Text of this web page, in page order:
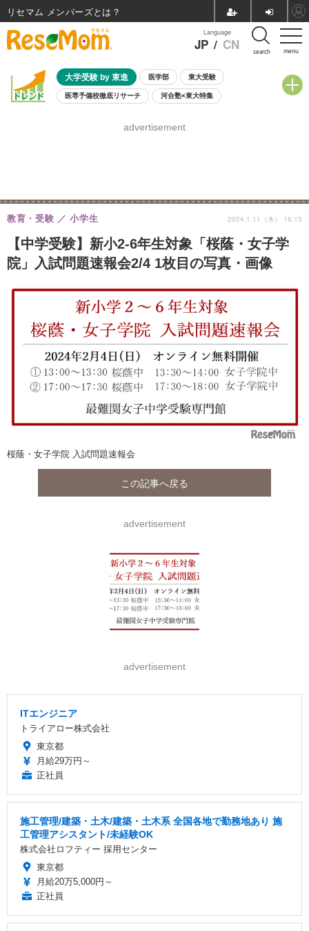
menu
Language
JP / CN search
大学受験 by 東進 医学部 東大受験
医専予備校徹底リサーチ 河合塾×東大特集
8月開催学校説明会・相談会
advertisement
【中学受験】新小2-6年生対象「桜蔭・女子学
院」入試問題速報会2/4 1枚目の写真・画像
教育・受験 小学生 2024.1.11（木） 16:15
桜蔭・女子学院 入試問題速報会
この記事へ戻る
advertisement
advertisement
ITエンジニア
トライアロー株式会社
東京都
月給29万円～
正社員
施工管理/建築・土木/建築・土木系 全国各地で勤務地あり 施
工管理アシスタント/未経験OK
株式会社ロフティー 採用センター
東京都
月給20万5,000円～
正社員
リセマム メンバーズ